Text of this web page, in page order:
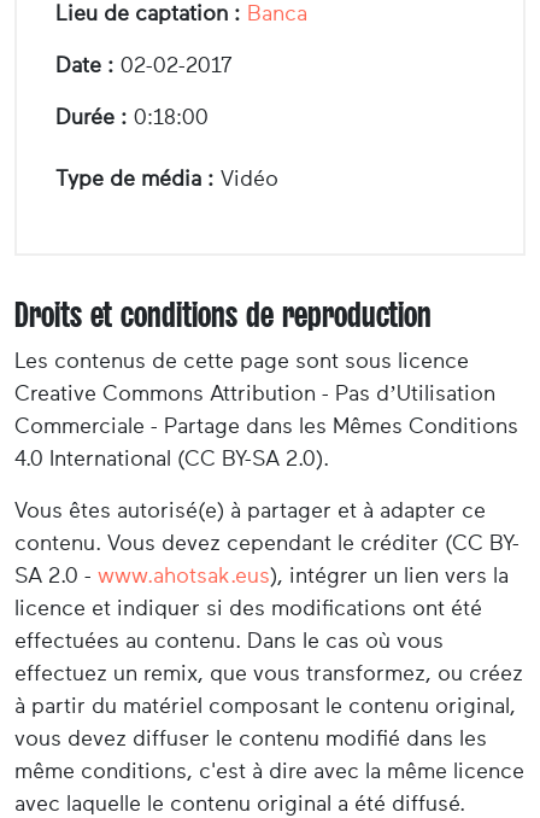
Lieu de captation : Banca
Date : 02-02-2017
Durée : 0:18:00
Type de média : Vidéo
Droits et conditions de reproduction
Les contenus de cette page sont sous licence
Creative Commons Attribution - Pas d’Utilisation
Commerciale - Partage dans les Mêmes Conditions
4.0 International (CC BY-SA 2.0).
Vous êtes autorisé(e) à partager et à adapter ce
contenu. Vous devez cependant le créditer (CC BY-
SA 2.0 - www.ahotsak.eus), intégrer un lien vers la
licence et indiquer si des modifications ont été
effectuées au contenu. Dans le cas où vous
effectuez un remix, que vous transformez, ou créez
à partir du matériel composant le contenu original,
vous devez diffuser le contenu modifié dans les
même conditions, c'est à dire avec la même licence
avec laquelle le contenu original a été diffusé.